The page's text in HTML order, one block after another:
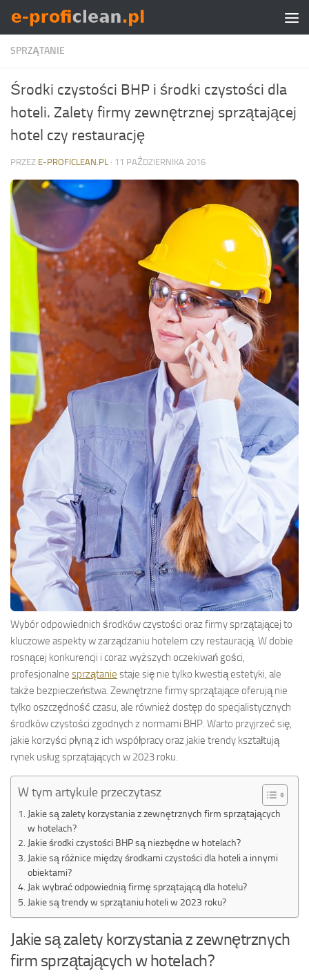
Skip to content
SPRZĄTANIE
Środki czystości BHP i środki czystości dla
hoteli. Zalety firmy zewnętrznej sprzątającej
hotel czy restaurację
PRZEZ E-PROFICLEAN.PL · 11 PAŹDZIERNIKA 2016
Wybór odpowiednich środków czystości oraz firmy sprzątającej to
kluczowe aspekty w zarządzaniu hotelem czy restauracją. W dobie
rosnącej konkurencji i coraz wyższych oczekiwań gości,
profesjonalne sprzątanie staje się nie tylko kwestią estetyki, ale
także bezpieczeństwa. Zewnętrzne firmy sprzątające oferują nie
tylko oszczędność czasu, ale również dostęp do specjalistycznych
środków czystości zgodnych z normami BHP. Warto przyjrzeć się,
jakie korzyści płyną z ich współpracy oraz jakie trendy kształtują
rynek usług sprzątających w 2023 roku.
W tym artykule przeczytasz
Jakie są zalety korzystania z zewnętrznych firm sprzątających
w hotelach?
Jakie środki czystości BHP są niezbędne w hotelach?
Jakie są różnice między środkami czystości dla hoteli a innymi
obiektami?
Jak wybrać odpowiednią firmę sprzątającą dla hotelu?
Jakie są trendy w sprzątaniu hoteli w 2023 roku?
Jakie są zalety korzystania z zewnętrznych
firm sprzątających w hotelach?